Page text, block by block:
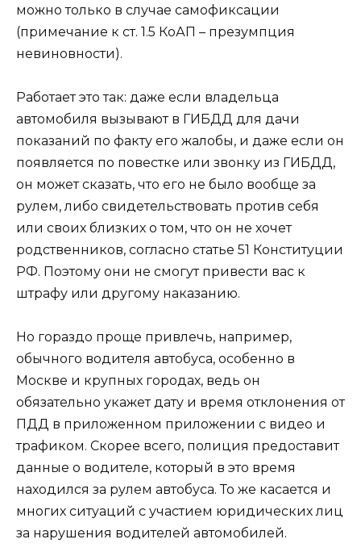
можно только в случае самофиксации
(примечание к ст. 1.5 КоАП – презумпция
невиновности).
Работает это так: даже если владельца
автомобиля вызывают в ГИБДД для дачи
показаний по факту его жалобы, и даже если он
появляется по повестке или звонку из ГИБДД,
он может сказать, что его не было вообще за
рулем, либо свидетельствовать против себя
или своих близких о том, что он не хочет
родственников, согласно статье 51 Конституции
РФ. Поэтому они не смогут привести вас к
штрафу или другому наказанию.
Но гораздо проще привлечь, например,
обычного водителя автобуса, особенно в
Москве и крупных городах, ведь он
обязательно укажет дату и время отклонения от
ПДД в приложенном приложении с видео и
трафиком. Скорее всего, полиция предоставит
данные о водителе, который в это время
находился за рулем автобуса. То же касается и
многих ситуаций с участием юридических лиц
за нарушения водителей автомобилей.